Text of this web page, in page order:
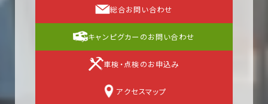
総合お問い合わせ
キャンピグカーのお問い合わせ
車検・点検のお申込み
アクセスマップ